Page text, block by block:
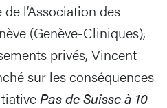
l’Association des
(Genève-Cliniques),
privés, Vincent
sur les conséquences
Pas de Suisse à 10